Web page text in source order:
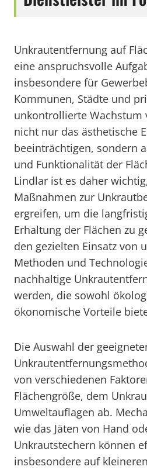
Unkrautentfernung auf
eine anspruchsvolle
insbesondere für
Kommunen, Städte und
unkontrollierte Wachstum
nicht nur das ästhetische
beeinträchtigen, sondern
und Funktionalität der
Lindlar ist es daher
Maßnahmen zur
ergreifen, um die
Erhaltung der Flächen zu
den gezielten Einsatz von
Methoden und
nachhaltige
werden, die sowohl
ökonomische Vorteile
Die Auswahl der
von verschiedenen
Flächengröße, dem
Umweltauflagen ab.
wie das Jäten von Hand
Unkrautstechern können
insbesondere auf